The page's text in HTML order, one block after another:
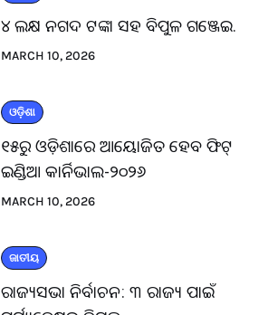
୪ ଲକ୍ଷ ନଗଦ ଟଙ୍କା ସହ ବିପୁଳ ଗଞ୍ଜେଇ.
MARCH 10, 2026
ଓଡ଼ିଶା
୧୫ରୁ ଓଡ଼ିଶାରେ ଆୟୋଜିତ ହେବ ଫିଟ୍
ଇଣ୍ଡିଆ କାର୍ନିଭାଲ-୨୦୨୬
MARCH 10, 2026
ଜାତୀୟ
ରାଜ୍ୟସଭା ନିର୍ବାଚନ: ୩ ରାଜ୍ୟ ପାଇଁ